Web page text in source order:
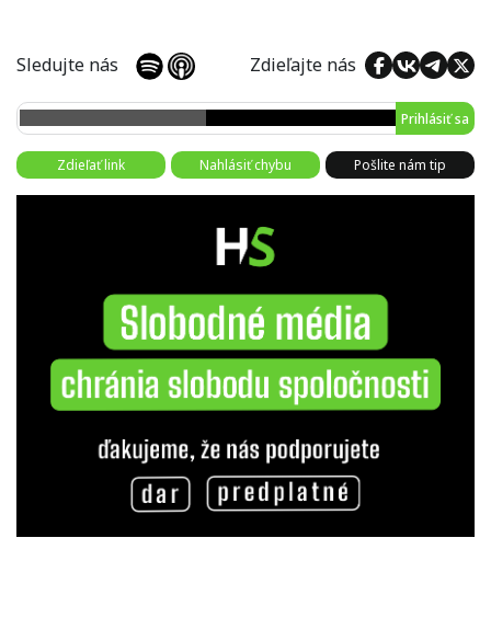
Sledujte nás Zdieľajte nás
Prihlásiť sa
Zdieľať link Nahlásiť chybu Pošlite nám tip